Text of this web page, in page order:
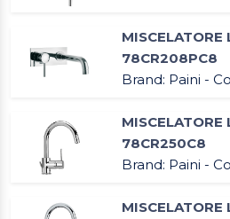
78CR208PC8
Brand: Paini -
78CR250C8
Brand: Paini -